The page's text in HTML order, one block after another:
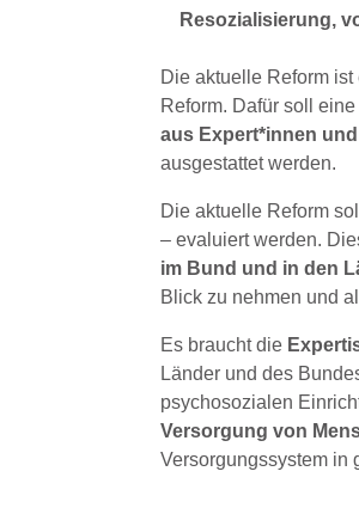
Resozialisierung,
Die aktuelle Reform
Reform. Dafür soll eine
aus Expert*innen
ausgestattet werden.
Die aktuelle Reform
– evaluiert werden.
im Bund und in den
Blick zu nehmen und
Es braucht die
Länder und des
psychosozialen
Versorgung von
Versorgungssystem in